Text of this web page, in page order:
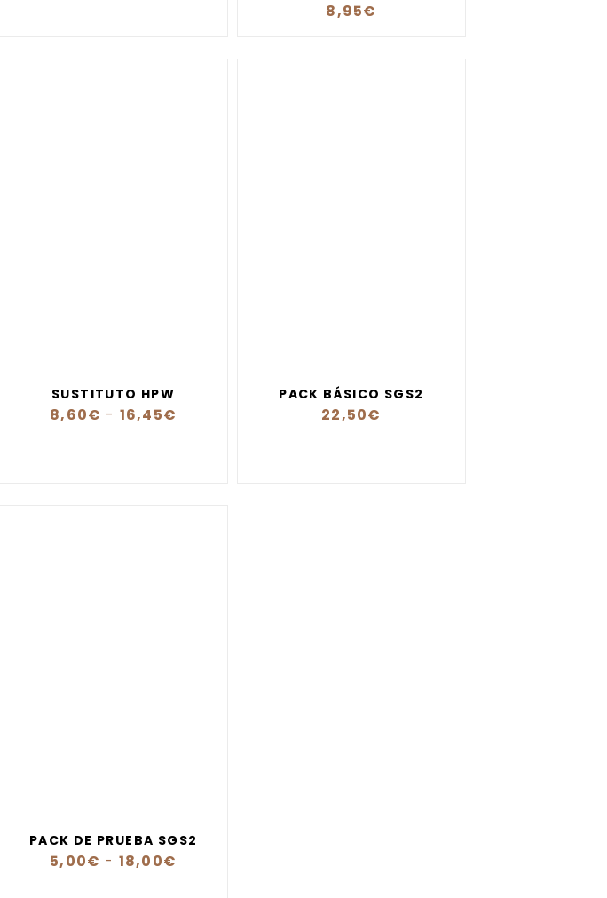
8,95€
SUSTITUTO HPW
8,60€ - 16,45€
PACK BÁSICO SGS2
22,50€
PACK DE PRUEBA SGS2
5,00€ - 18,00€